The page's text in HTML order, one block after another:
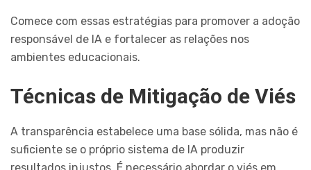
Comece com essas estratégias para promover a adoção
responsável de IA e fortalecer as relações nos
ambientes educacionais.
Técnicas de Mitigação de Viés
A transparência estabelece uma base sólida, mas não é
suficiente se o próprio sistema de IA produzir